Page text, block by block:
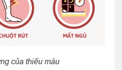
của thiếu máu